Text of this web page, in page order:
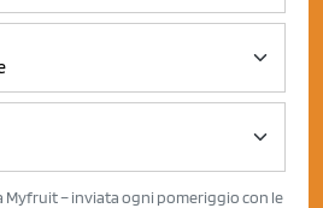
– inviata ogni pomeriggio con le